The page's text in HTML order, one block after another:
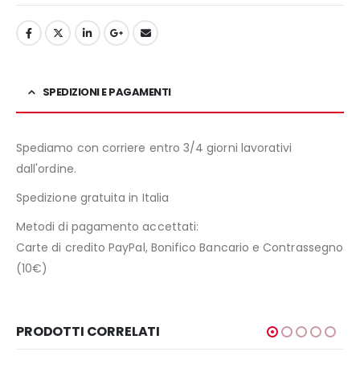
SPEDIZIONI E PAGAMENTI
Spediamo con corriere entro 3/4 giorni lavorativi
dall'ordine.
Spedizione gratuita in Italia
Metodi di pagamento accettati:
Carte di credito PayPal, Bonifico Bancario e Contrassegno
(10€)
PRODOTTI CORRELATI